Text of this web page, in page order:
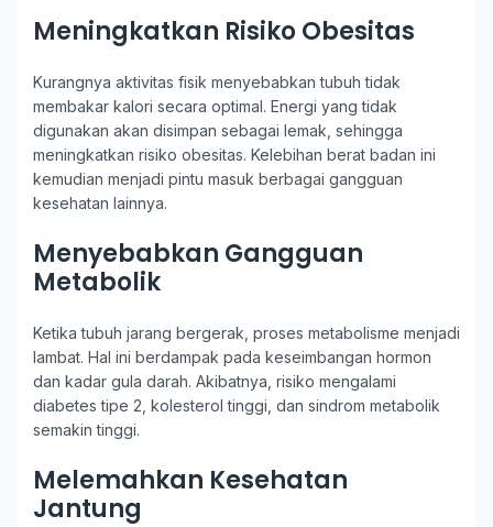
Meningkatkan Risiko Obesitas
Kurangnya aktivitas fisik menyebabkan tubuh tidak
membakar kalori secara optimal. Energi yang tidak
digunakan akan disimpan sebagai lemak, sehingga
meningkatkan risiko obesitas. Kelebihan berat badan ini
kemudian menjadi pintu masuk berbagai gangguan
kesehatan lainnya.
Menyebabkan Gangguan
Metabolik
Ketika tubuh jarang bergerak, proses metabolisme menjadi
lambat. Hal ini berdampak pada keseimbangan hormon
dan kadar gula darah. Akibatnya, risiko mengalami
diabetes tipe 2, kolesterol tinggi, dan sindrom metabolik
semakin tinggi.
Melemahkan Kesehatan
Jantung